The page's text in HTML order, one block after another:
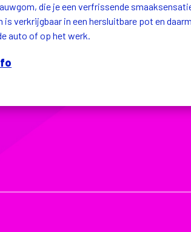
die je een verfrissende
is verkrijgbaar in een hersluitbare pot en
auto of op het werk.